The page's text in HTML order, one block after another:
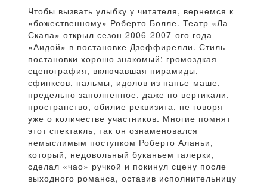
Чтобы вызвать улыбку у читателя, вернемся к
«божественному» Роберто Болле. Театр «Ла
Скала» открыл сезон 2006-2007-ого года
«Аидой» в постановке Дзеффирелли. Стиль
постановки хорошо знакомый: громоздкая
сценография, включавшая пирамиды,
сфинксов, пальмы, идолов из папье-маше,
предельно заполненное, даже по вертикали,
пространство, обилие реквизита, не говоря
уже о количестве участников. Многие помнят
этот спектакль, так он ознаменовался
немыслимым поступком Роберто Аланьи,
который, недовольный буканьем галерки,
сделал «чао» ручкой и покинул сцену после
выходного романса, оставив исполнительницу